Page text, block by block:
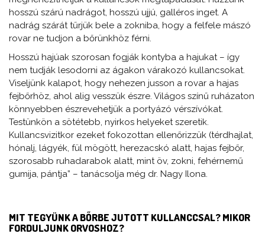
hosszú szárú nadrágot, hosszú ujjú, galléros inget. A
nadrág szárát tűrjük bele a zokniba, hogy a felfele mászó
rovar ne tudjon a bőrünkhöz férni.
Hosszú hajúak szorosan fogják kontyba a hajukat – így
nem tudják lesodorni az ágakon várakozó kullancsokat.
Viseljünk kalapot, hogy nehezen jusson a rovar a hajas
fejbőrhöz, ahol alig vesszük észre. Világos színű ruházaton
könnyebben észrevehetjük a portyázó vérszívókat.
Testünkön a sötétebb, nyirkos helyeket szeretik.
Kullancsvizitkor ezeket fokozottan ellenőrizzük (térdhajlat,
hónalj, lágyék, fül mögött, herezacskó alatt, hajas fejbőr,
szorosabb ruhadarabok alatt, mint öv, zokni, fehérnemű
gumija, pántja” – tanácsolja még dr. Nagy Ilona.
MIT TEGYÜNK A BŐRBE JUTOTT KULLANCCSAL? MIKOR
FORDULJUNK ORVOSHOZ?